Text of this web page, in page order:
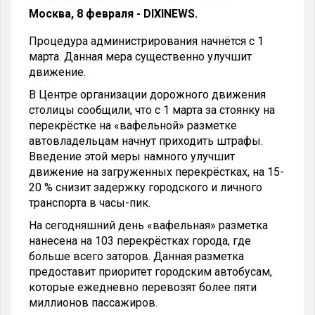
Москва, 8 февраля - DIXINEWS.
Процедура администрирования начнётся с 1
марта. Данная мера существенно улучшит
движение.
В Центре организации дорожного движения
столицы сообщили, что с 1 марта за стоянку на
перекрёстке на «вафельной» разметке
автовладельцам начнут приходить штрафы.
Введение этой меры намного улучшит
движение на загруженных перекрёстках, на 15-
20 % снизит задержку городского и личного
транспорта в часы-пик.
На сегодняшний день «вафельная» разметка
нанесена на 103 перекрёстках города, где
больше всего заторов. Данная разметка
предоставит приоритет городским автобусам,
которые ежедневно перевозят более пяти
миллионов пассажиров.